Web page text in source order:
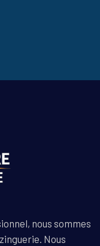
nous sommes
Nous